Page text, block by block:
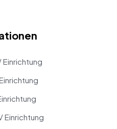
Einrichtung
Einrichtung